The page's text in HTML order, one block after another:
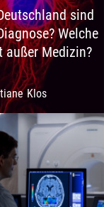
sind
Welche
außer Medizin?
Klos